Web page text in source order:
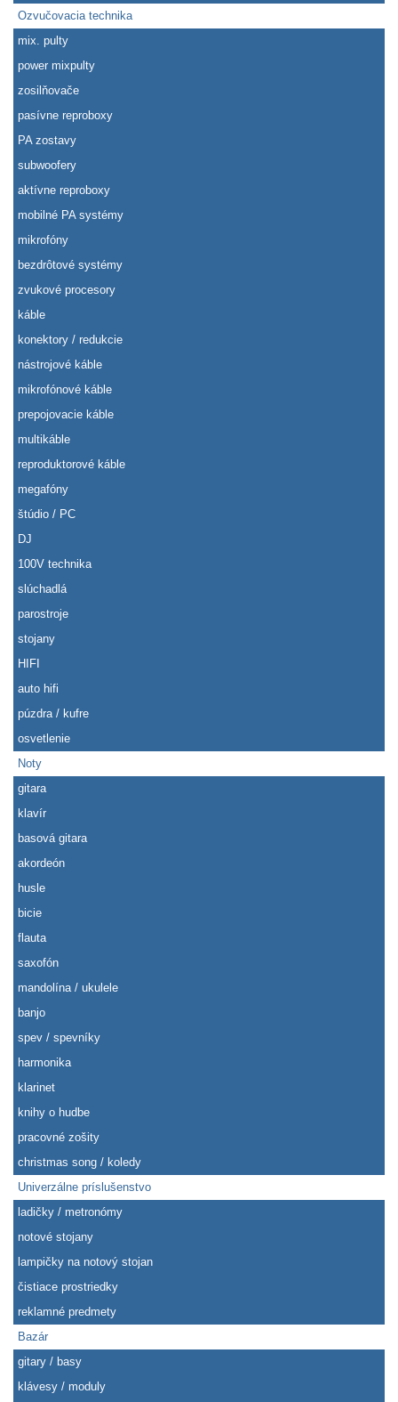
Ozvučovacia technika
mix. pulty
power mixpulty
zosilňovače
pasívne reproboxy
PA zostavy
subwoofery
aktívne reproboxy
mobilné PA systémy
mikrofóny
bezdrôtové systémy
zvukové procesory
káble
konektory / redukcie
nástrojové káble
mikrofónové káble
prepojovacie káble
multikáble
reproduktorové káble
megafóny
štúdio / PC
DJ
100V technika
slúchadlá
parostroje
stojany
HIFI
auto hifi
púzdra / kufre
osvetlenie
Noty
gitara
klavír
basová gitara
akordeón
husle
bicie
flauta
saxofón
mandolína / ukulele
banjo
spev / spevníky
harmonika
klarinet
knihy o hudbe
pracovné zošity
christmas song / koledy
Univerzálne príslušenstvo
ladičky / metronómy
notové stojany
lampičky na notový stojan
čistiace prostriedky
reklamné predmety
Bazár
gitary / basy
klávesy / moduly